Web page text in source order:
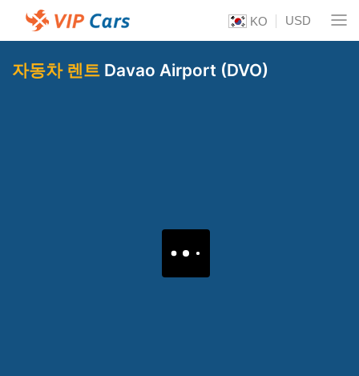
KO USD
자동차 렌트 Davao Airport (DVO)